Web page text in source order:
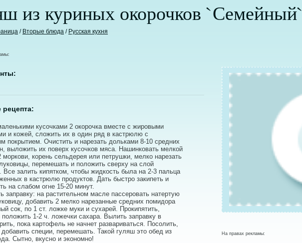
из куриных окорочков `Семейный`
/ Вторые блюда / Русская кухня
рецепта:
кусочками 2 окорочка вместе с жировыми
и кожей, сложить их в один ряд в кастрюлю с
покрытием. Очистить и нарезать дольками 8-10 средних
выложить их поверх кусочков мяса. Нашинковать мелкой
моркови, корень сельдерея или петрушки, мелко нарезать
перемешать и положить сверху на слой
Все залить кипятком, чтобы жидкость была на 2-3 пальца
в кастрюлю продуктов. Дать быстро закипеть и
на слабом огне 15-20 минут.
заправку: на растительном масле пассеровать натертую
добавить 2 мелко нарезанные средних помидора
сок, по 1 ст. ложке муки и сухарей. Прокипятить,
положить 1-2 ч. ложечки сахара. Вылить заправку в
пока картофель не начнет развариваться. Посолить,
добавить специи, перемешать. Такой гуляш это обед из
Сытно, вкусно и экономно!
На правах рекламы: